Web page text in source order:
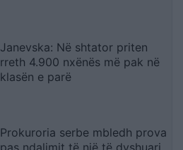
Janevska: Në shtator priten
rreth 4.900 nxënës më pak në
klasën e parë
Prokuroria serbe mbledh prova